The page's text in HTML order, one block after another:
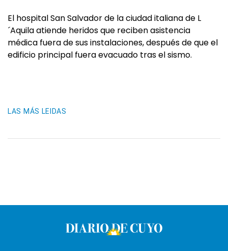
El hospital San Salvador de la ciudad italiana de L
´Aquila atiende heridos que reciben asistencia
médica fuera de sus instalaciones, después de que el
edificio principal fuera evacuado tras el sismo.
LAS MÁS LEIDAS